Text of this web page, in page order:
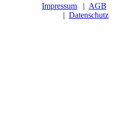
Impressum | AGB
| Datenschutz